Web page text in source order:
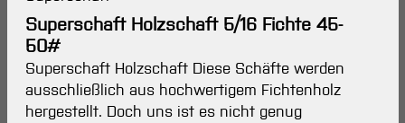
Superschaft Holzschaft 5/16 Fichte 45-
50#
Superschaft Holzschaft Diese Schäfte werden
ausschließlich aus hochwertigem Fichtenholz
hergestellt. Doch uns ist es nicht genug